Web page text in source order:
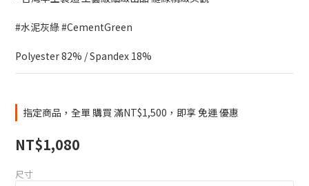
#水泥灰綠 #CementGreen
Polyester 82% / Spandex 18%
指定商品，全單 購買 滿NT$1,500，即享 免運 優惠
NT$1,080
尺寸